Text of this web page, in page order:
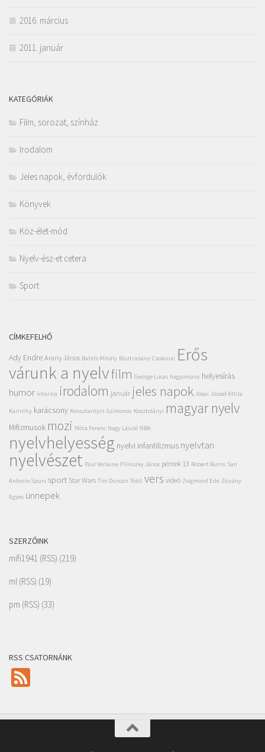
2016. március
2011. január
KATEGÓRIÁK
Film, sorozat, színház
Irodalom
Jeles napok, évfordulók
Könyvek
Köz-élet-mód
Nyelv-ész-et cetera
Sport
CÍMKEFELHŐ
Ady Endre Arany János Babits Mihály Bisztricsány Csokonai Erős
várunk a nyelvfilm George Lucas hagyomány helyesírás
humor intarzia irodalom január jeles napok Jókai József Attila
Karinthy karácsony Konsztantyin Szimonov Kosztolányi magyar nyelv
Mifizmusok mozi Móra Ferenc Nagy László NBA
nyelvhelyesség nyelvi infantilizmus nyelvtan
nyelvészet Paul Verlaine Pilinszky János péntek 13 Robert Burns San
Antonio Spurs sport Star Wars Tim Duncan Toldi vers videó Zsigmond Ede Zsivány
Egyes ünnepek
SZERZŐINK
mifi1941 (RSS) (219)
ml (RSS) (19)
pm (RSS) (33)
RSS CSATORNÁNK